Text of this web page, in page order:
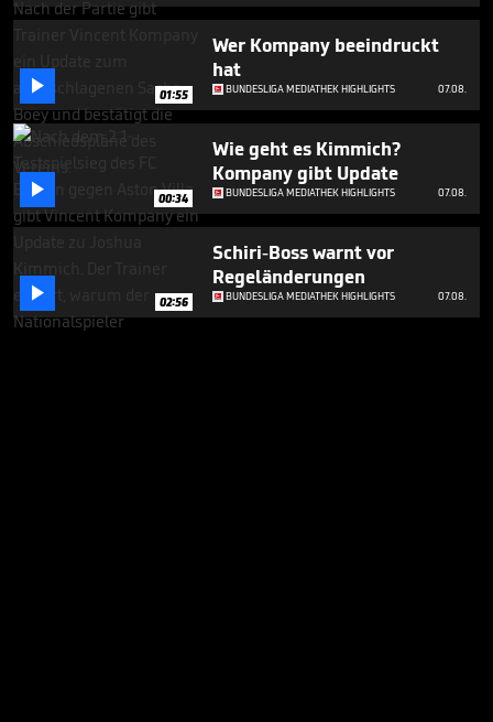
 01:55
Wer Kompany beeindruckt
hat
BUNDESLIGA MEDIATHEK HIGHLIGHTS 07.08.
 00:34
Wie geht es Kimmich?
Kompany gibt Update
BUNDESLIGA MEDIATHEK HIGHLIGHTS 07.08.
 02:56
Schiri-Boss warnt vor
Regeländerungen
BUNDESLIGA MEDIATHEK HIGHLIGHTS 07.08.